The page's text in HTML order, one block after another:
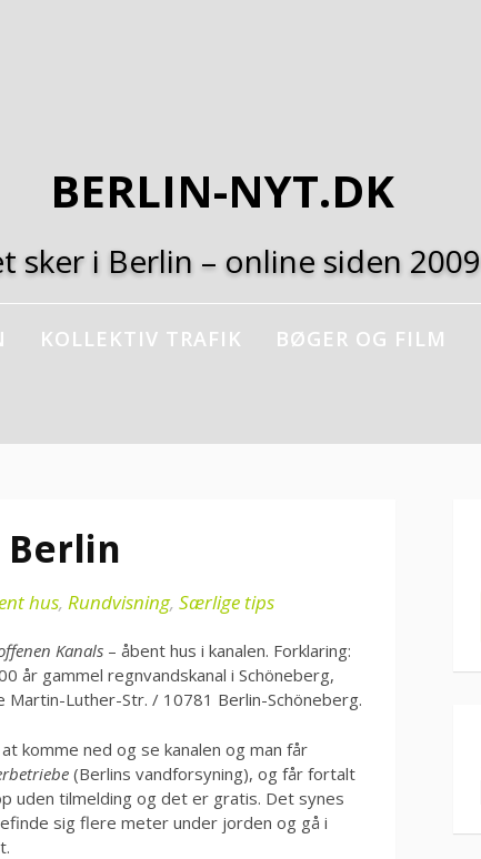
BERLIN-NYT.DK
sker i Berlin – online siden 2009
KOLLEKTIV TRAFIK BØGER OG FILM
Berlin
hus, Rundvisning, Særlige tips
Kanals – åbent hus i kanalen. Forklaring:
år gammel regnvandskanal i Schöneberg,
Luther-Str. / 10781 Berlin-Schöneberg.
komme ned og se kanalen og man får
(Berlins vandforsyning), og får fortalt
uden tilmelding og det er gratis. Det synes
sig flere meter under jorden og gå i